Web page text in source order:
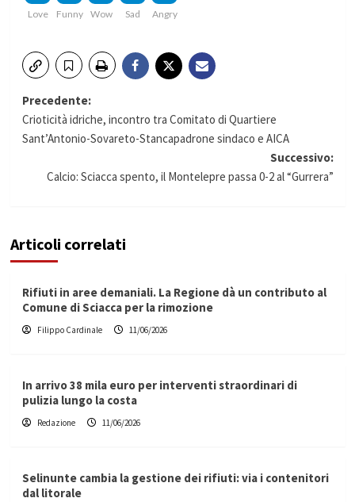
Love
Funny
Wow
Sad
Angry
Navigazione
articolo
Precedente:
Crioticità idriche, incontro tra Comitato di Quartiere
Sant’Antonio-Sovareto-Stancapadrone sindaco e AICA
Successivo:
Calcio: Sciacca spento, il Montelepre passa 0-2 al “Gurrera”
Articoli correlati
Rifiuti in aree demaniali. La Regione dà un contributo al
Comune di Sciacca per la rimozione
Filippo Cardinale 11/06/2026
In arrivo 38 mila euro per interventi straordinari di
pulizia lungo la costa
Redazione 11/06/2026
Selinunte cambia la gestione dei rifiuti: via i contenitori
dal litorale